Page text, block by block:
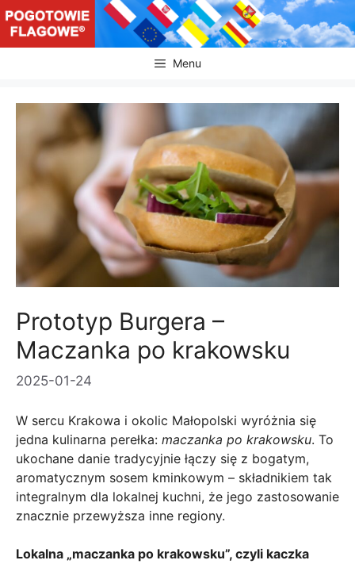
Przejdź
do
treści
Menu
Prototyp Burgera –
Maczanka po krakowsku
2025-01-24
W sercu Krakowa i okolic Małopolski wyróżnia się
jedna kulinarna perełka: maczanka po krakowsku. To
ukochane danie tradycyjnie łączy się z bogatym,
aromatycznym sosem kminkowym – składnikiem tak
integralnym dla lokalnej kuchni, że jego zastosowanie
znacznie przewyższa inne regiony.
Lokalna „maczanka po krakowsku”, czyli kaczka